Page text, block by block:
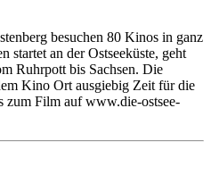
besuchen 80 Kinos in ganz
startet an der Ostseeküste, geht
Ruhrpott bis Sachsen. Die
Kino Ort ausgiebig Zeit für die
zum Film auf www.die-ostsee-